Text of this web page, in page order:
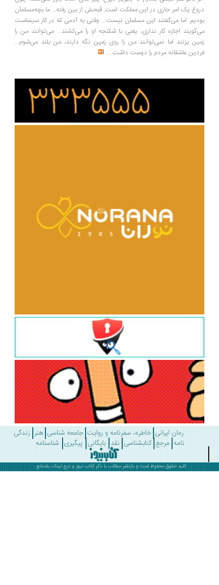
یک امر جاری در این مملکت است. قبحش از بین رفته... ما بچه‌مسلمان
اما می‌گفتند این مسلمان نیست... وقتی به آدمی که در کار سینماست
اجازه کار نداری، یعنی با شکنجه او را می‌کشند... می‌توانند من را
بزنند اما نمی‌توانند من را روی زمین نگه دارند، من بلند می‌شوم...
عاشقانه مردم را دوست داشت ...
رمان ایرانی خاطره، سفرنامه و روایت جامعه شناسی هنر زندگی
مرجع کتابشناسی نقد بایگانی پیگیری شناسنامه
کلیه حقوق محفوظ است و بازنشر مطالب با ذکرکتاب نیوزو درج لینک، بلامانع .